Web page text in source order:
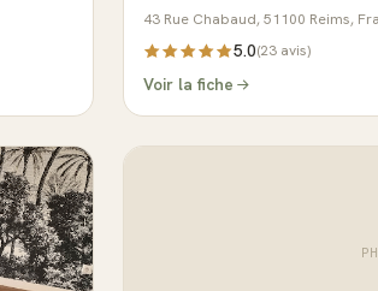
43 Rue Chabaud, 51100 Reims,
5.0(23 avis)
Voir la fiche